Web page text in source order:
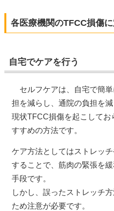
各医療機関のTFCC損傷
自宅でケアを行う
セルフケアは、自宅で簡
担を減らし、通院の負担を減
現状TFCC損傷を起こして
すすめの方法です。
ケア方法としてはストレッ
することで、筋肉の緊張を
手段です。
しかし、誤ったストレッチ
ため注意が必要です。